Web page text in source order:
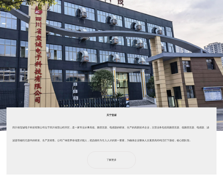
关于玺诚
四川省玺诚电子科技有限公司位于四川省营山经开区，是一家专业从事高低、频变压器、电感器的研发、生产的高新技术企业，主营业务包括高频变压器、低频变压器、电感器、滤
波器等磁性元器件的研发、生产及销售。公司广纳世界各地贤才能人，把品德作为引入人才的第一要素，为确保企业整体人文素质高尚纯洁打下基础，核心团队现...
了解更多